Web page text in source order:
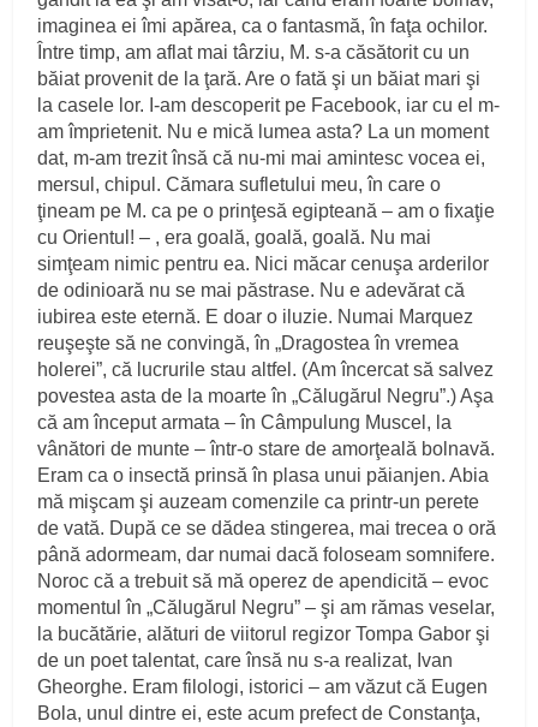
imaginea ei îmi apărea, ca o fantasmă, în faţa ochilor.
Între timp, am aflat mai târziu, M. s-a căsătorit cu un
băiat provenit de la ţară. Are o fată şi un băiat mari şi
la casele lor. I-am descoperit pe Facebook, iar cu el m-
am împrietenit. Nu e mică lumea asta? La un moment
dat, m-am trezit însă că nu-mi mai amintesc vocea ei,
mersul, chipul. Cămara sufletului meu, în care o
ţineam pe M. ca pe o prinţesă egipteană – am o fixaţie
cu Orientul! – , era goală, goală, goală. Nu mai
simţeam nimic pentru ea. Nici măcar cenuşa arderilor
de odinioară nu se mai păstrase. Nu e adevărat că
iubirea este eternă. E doar o iluzie. Numai Marquez
reuşeşte să ne convingă, în „Dragostea în vremea
holerei”, că lucrurile stau altfel. (Am încercat să salvez
povestea asta de la moarte în „Călugărul Negru”.) Aşa
că am început armata – în Câmpulung Muscel, la
vânători de munte – într-o stare de amorţeală bolnavă.
Eram ca o insectă prinsă în plasa unui păianjen. Abia
mă mişcam şi auzeam comenzile ca printr-un perete
de vată. După ce se dădea stingerea, mai trecea o oră
până adormeam, dar numai dacă foloseam somnifere.
Noroc că a trebuit să mă operez de apendicită – evoc
momentul în „Călugărul Negru” – şi am rămas veselar,
la bucătărie, alături de viitorul regizor Tompa Gabor şi
de un poet talentat, care însă nu s-a realizat, Ivan
Gheorghe. Eram filologi, istorici – am văzut că Eugen
Bola, unul dintre ei, este acum prefect de Constanţa,